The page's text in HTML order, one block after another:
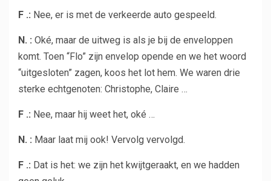
F .: Nee, er is met de verkeerde auto gespeeld.
N. : Oké, maar de uitweg is als je bij de enveloppen
komt. Toen “Flo” zijn envelop opende en we het woord
“uitgesloten” zagen, koos het lot hem. We waren drie
sterke echtgenoten: Christophe, Claire …
F .: Nee, maar hij weet het, oké …
N. : Maar laat mij ook! Vervolg vervolgd.
F .: Dat is het: we zijn het kwijtgeraakt, en we hadden